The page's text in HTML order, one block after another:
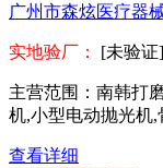
广州市森炫医疗器
实地验厂： [未验证]
主营范围： 南韩打
机,小型电动抛光机,
查看详细